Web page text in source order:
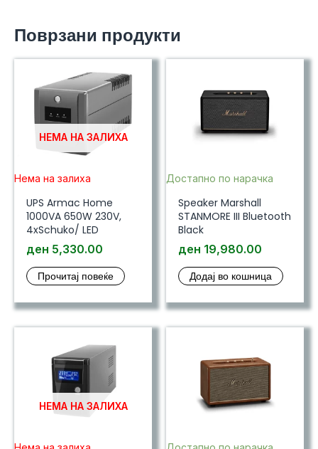
Поврзани продукти
НЕМА НА ЗАЛИХА
Нема на залиха
UPS Armac Home
1000VA 650W 230V,
4xSchuko/ LED
ден 5,330.00
Прочитај повеќе
Достапно по нарачка
Speaker Marshall
STANMORE III Bluetooth
Black
ден 19,980.00
Додај во кошница
НЕМА НА ЗАЛИХА